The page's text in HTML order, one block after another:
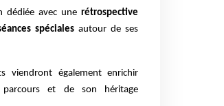
dédiée avec unerétrospective
spéciales autour de ses
viendront également enrichir
parcours et de son héritage